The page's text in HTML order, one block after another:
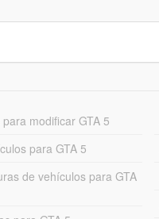
modificar GTA 5
para GTA 5
de vehículos para GTA